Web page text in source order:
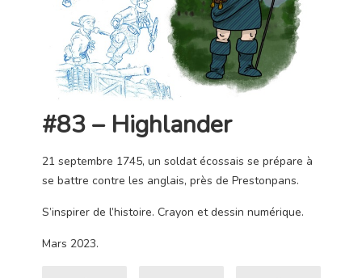
#83 – Highlander
21 septembre 1745, un soldat écossais se prépare à
se battre contre les anglais, près de Prestonpans.
S’inspirer de l’histoire. Crayon et dessin numérique.
Mars 2023.